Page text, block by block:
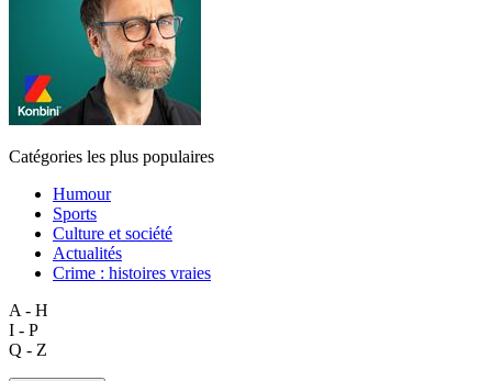
Catégories les plus populaires
Humour
Sports
Culture et société
Actualités
Crime : histoires vraies
A - H
I - P
Q - Z